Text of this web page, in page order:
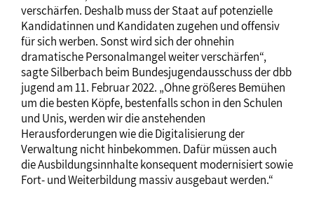
verschärfen. Deshalb muss der Staat auf potenzielle
Kandidatinnen und Kandidaten zugehen und offensiv
für sich werben. Sonst wird sich der ohnehin
dramatische Personalmangel weiter verschärfen“,
sagte Silberbach beim Bundesjugendausschuss der dbb
jugend am 11. Februar 2022. „Ohne größeres Bemühen
um die besten Köpfe, bestenfalls schon in den Schulen
und Unis, werden wir die anstehenden
Herausforderungen wie die Digitalisierung der
Verwaltung nicht hinbekommen. Dafür müssen auch
die Ausbildungsinnhalte konsequent modernisiert sowie
Fort- und Weiterbildung massiv ausgebaut werden.“